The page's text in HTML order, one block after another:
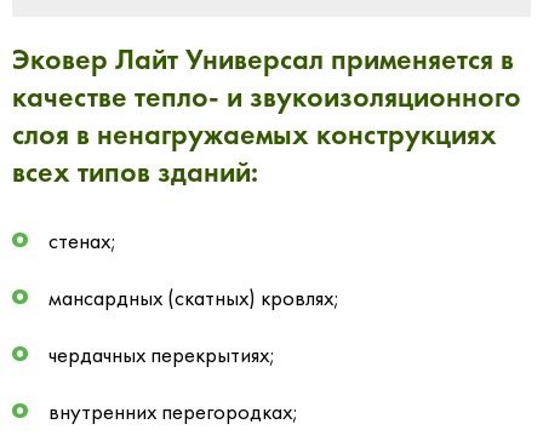
Эковер Лайт Универсал применяется в
качестве тепло- и звукоизоляционного
слоя в ненагружаемых конструкциях
всех типов зданий:
стенах;
мансардных (скатных) кровлях;
чердачных перекрытиях;
внутренних перегородках;